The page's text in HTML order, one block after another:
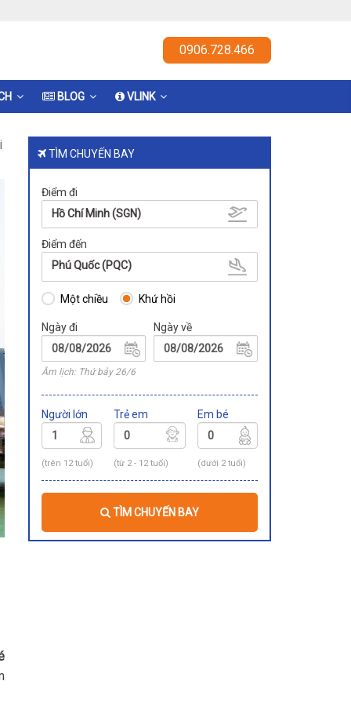
0906.728.466
BLOG VLINK
TÌM CHUYẾN BAY
Điểm đi
Hồ Chí Minh (SGN)
Điểm đến
Phú Quốc (PQC)
Một chiều Khứ hồi
Ngày đi
Âm lịch: Thứ bảy 26/6
Ngày về
Người lớn
(trên 12 tuổi)
Trẻ em
(từ 2 - 12 tuổi)
Em bé
(dưới 2 tuổi)
TÌM CHUYẾN BAY